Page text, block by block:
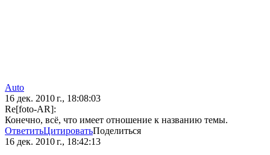
Auto
16 дек. 2010 г., 18:08:03
Re[foto-AR]:
Конечно, всё, что имеет отношение к названию темы.
ОтветитьЦитироватьПоделиться
16 дек. 2010 г., 18:42:13